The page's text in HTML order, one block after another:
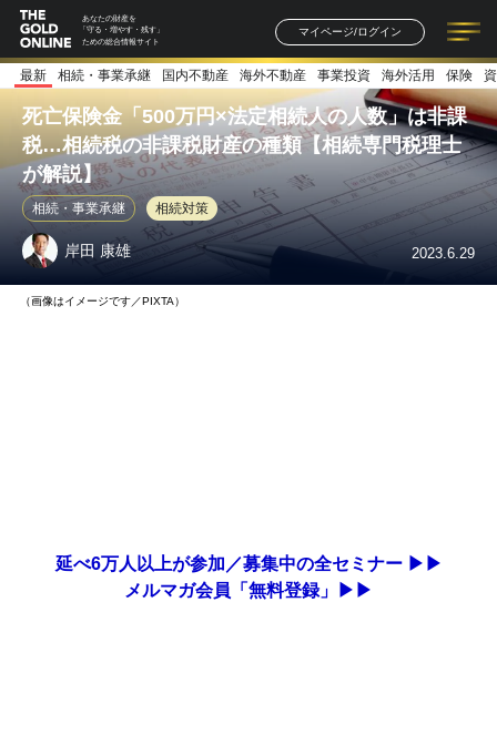
あなたの財産を
「守る・増やす・残す」
ための総合情報サイト
マイページ/ログイン
記事一覧 連載一覧
著者一覧 書籍一覧
最新 相続・事業承継 国内不動産 海外不動産 事業投資 海外活用 保険
死亡保険金「500万円×法定相続人の人数」は非課
税…相続税の非課税財産の種類【相続専門税理士
が解説】
相続・事業承継 相続対策
岸田 康雄 2023.6.29
（画像はイメージです／PIXTA）
延べ6万人以上が参加／募集中の全セミナー ▶▶
メルマガ会員「無料登録」▶▶